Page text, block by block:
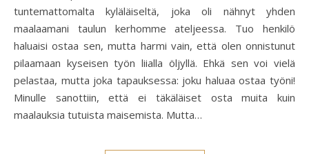
tuntemattomalta kyläläiseltä, joka oli nähnyt yhden
maalaamani taulun kerhomme ateljeessa. Tuo henkilö
haluaisi ostaa sen, mutta harmi vain, että olen onnistunut
pilaamaan kyseisen työn liialla öljyllä. Ehkä sen voi vielä
pelastaa, mutta joka tapauksessa: joku haluaa ostaa työni!
Minulle sanottiin, että ei täkäläiset osta muita kuin
maalauksia tutuista maisemista. Mutta…